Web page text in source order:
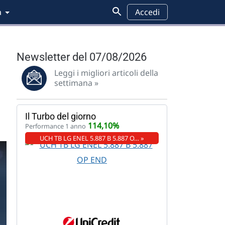
Accedi
Newsletter del 07/08/2026
Leggi i migliori articoli della
settimana »
Il Turbo del giorno
Performance 1 anno 114,10%
UCH TB LG ENEL 5.887 B 5.887 O… »